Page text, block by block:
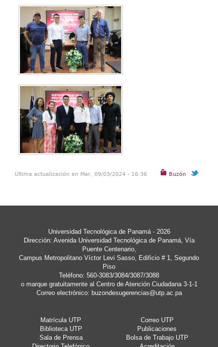
Buzón
Última actualización en Mar, 09/03/2024 - 16:36
Universidad Tecnológica de Panamá - 2026
Dirección: Avenida Universidad Tecnológica de Panamá, Vía
Puente Centenario,
Campus Metropolitano Víctor Levi Sasso, Edificio # 1, Segundo
Piso
Teléfono: 560-3083/3084/3087/3088
o marque gratuitamente al Centro de Atención Ciudadana 3-1-1
Correo electrónico: buzondesugerencias@utp.ac.pa
Matrícula UTP
Correo UTP
Biblioteca UTP
Publicaciones
Sala de Prensa
Bolsa de Trabajo UTP